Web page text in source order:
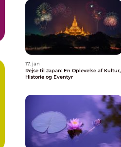
17. jan
Rejse til Japan: En Oplevelse af Kultur,
Historie og Eventyr